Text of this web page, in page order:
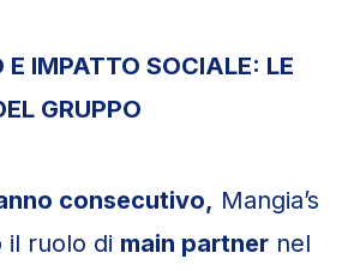
E IMPATTO SOCIALE: LE
GRUPPO
consecutivo, Mangia’s
il ruolo di main partner nel